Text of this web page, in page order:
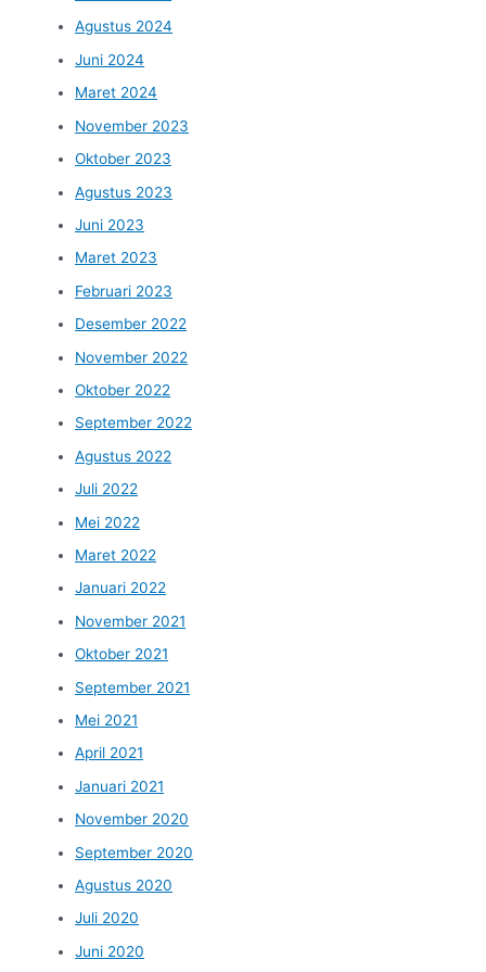
Agustus 2024
Juni 2024
Maret 2024
November 2023
Oktober 2023
Agustus 2023
Juni 2023
Maret 2023
Februari 2023
Desember 2022
November 2022
Oktober 2022
September 2022
Agustus 2022
Juli 2022
Mei 2022
Maret 2022
Januari 2022
November 2021
Oktober 2021
September 2021
Mei 2021
April 2021
Januari 2021
November 2020
September 2020
Agustus 2020
Juli 2020
Juni 2020